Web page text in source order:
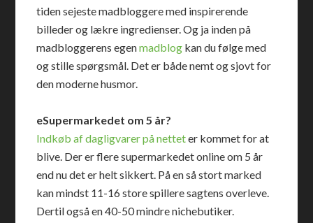
tiden sejeste madbloggere med inspirerende
billeder og lækre ingredienser. Og ja inden på
madbloggerens egenmadblog kan du følge med
og stille spørgsmål. Det er både nemt og sjovt for
den moderne husmor.
eSupermarkedet om 5 år?
Indkøb af dagligvarer på netteter kommet for at
blive. Der er flere supermarkedet online om 5 år
end nu det er helt sikkert. På en så stort marked
kan mindst 11-16 store spillere sagtens overleve.
Dertil også en 40-50 mindre nichebutiker.